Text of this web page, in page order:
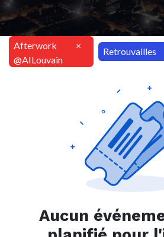
Afterwork
@AILouvain
×
Retrouvailles
Aucun